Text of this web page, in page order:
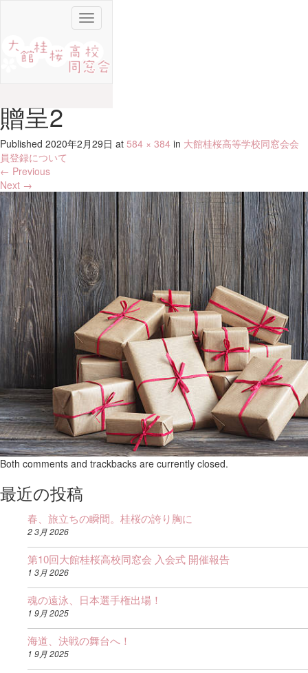
Toggle
navigation
贈呈2
Published 2020年2月29日 at 584 × 384 in 大館桂桜高等学校同窓会会
員登録について
← Previous
Next →
Both comments and trackbacks are currently closed.
最近の投稿
春、旅立ちの瞬間。桂桜の誇り胸に
2 3月 2026
第10回大館桂桜高校同窓会 入会式 開催報告
1 3月 2026
魂の遠泳、日本選手権出場！
1 9月 2025
海道、決戦の舞台へ！
1 9月 2025